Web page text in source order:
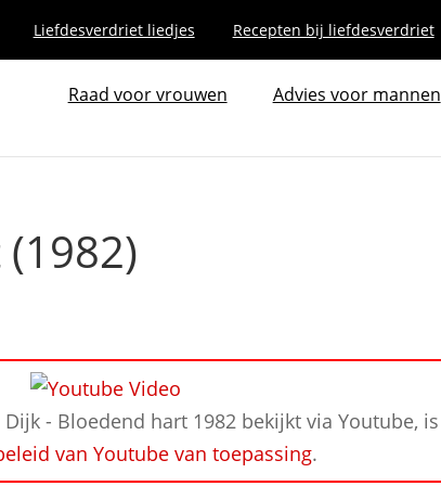
Liefdesverdriet liedjes Recepten bij liefdesverdriet
Raad voor vrouwen Advies voor mannen
- Bloedend hart 1982 bekijkt via Youtube, is
van Youtube van toepassing.